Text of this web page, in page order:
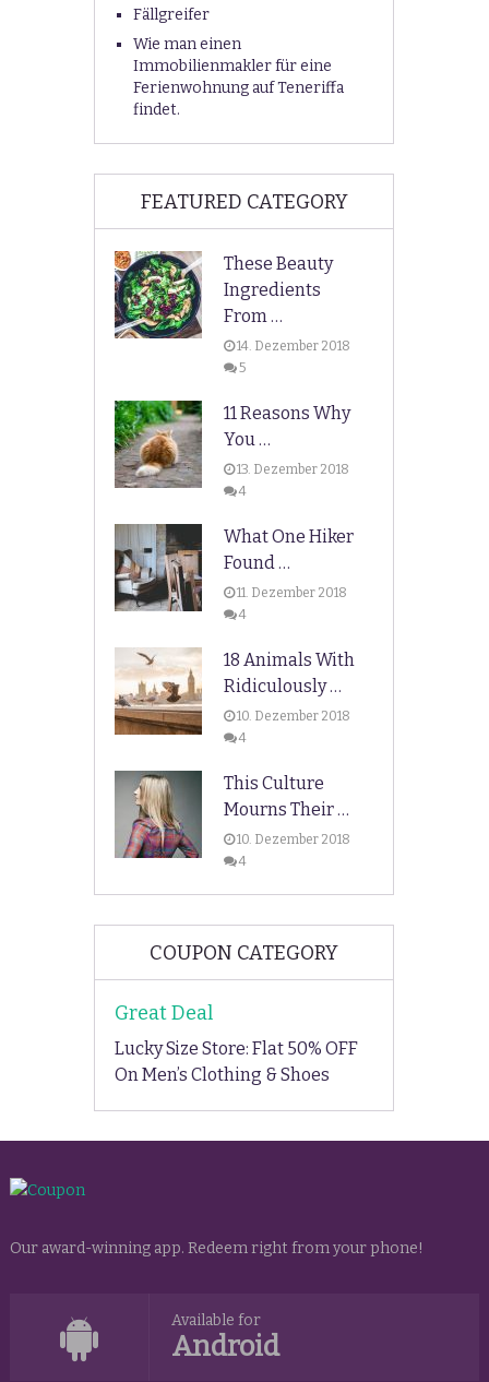
Fällgreifer
Wie man einen
Immobilienmakler für eine
Ferienwohnung auf Teneriffa
findet.
FEATURED CATEGORY
These Beauty
Ingredients
From …
14. Dezember 2018
5
11 Reasons Why
You …
13. Dezember 2018
4
What One Hiker
Found …
11. Dezember 2018
4
18 Animals With
Ridiculously …
10. Dezember 2018
4
This Culture
Mourns Their …
10. Dezember 2018
4
COUPON CATEGORY
Great Deal
Lucky Size Store: Flat 50% OFF
On Men’s Clothing & Shoes
Our award-winning app. Redeem right from your phone!
Available for
Android